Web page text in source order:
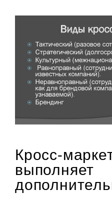
Кросс-
выполняет